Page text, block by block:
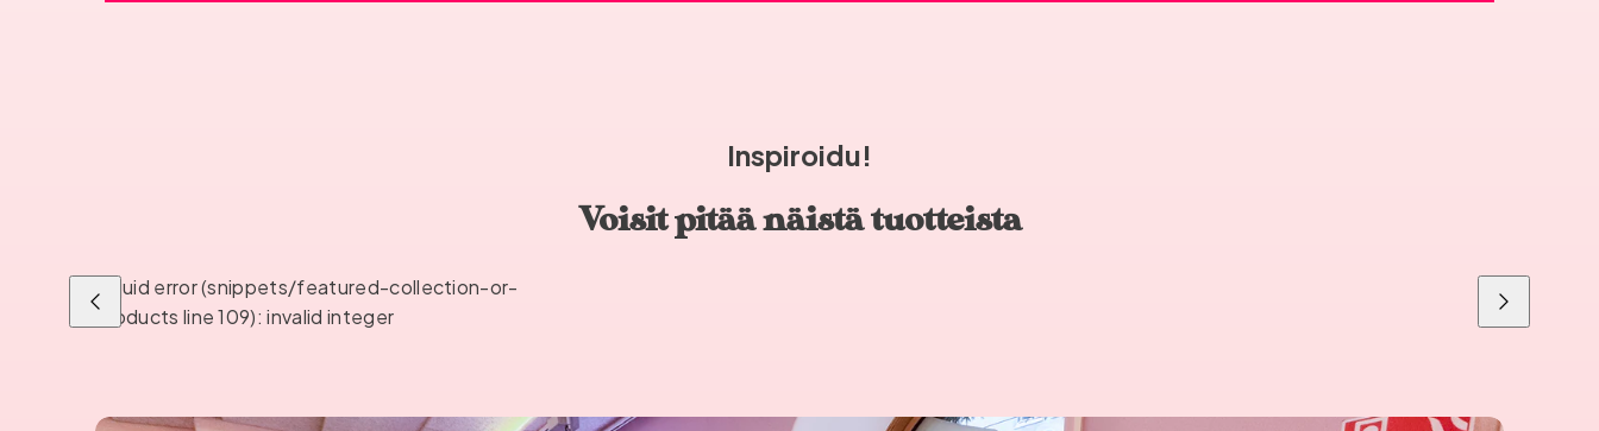
Inspiroidu!
Voisit pitää näistä tuotteista
Liquid error (snippets/featured-collection-or-
products line 109): invalid integer
Liu'uta
vasemmalle
Liu'uta
oikealle